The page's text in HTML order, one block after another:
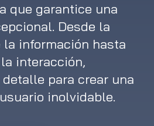
que garantice una
Desde la
información hasta
interacción,
para crear una
inolvidable.